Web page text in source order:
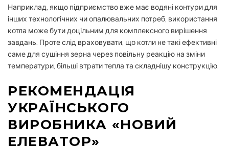
Наприклад, якщо підприємство вже має водяні контури для
інших технологічних чи опалювальних потреб, використання
котла може бути доцільним для комплексного вирішення
завдань. Проте слід враховувати, що котли не такі ефективні
саме для сушіння зерна через повільну реакцію на зміни
температури, більші втрати тепла та складнішу конструкцію.
РЕКОМЕНДАЦІЯ
УКРАЇНСЬКОГО
ВИРОБНИКА «НОВИЙ
ЕЛЕВАТОР»